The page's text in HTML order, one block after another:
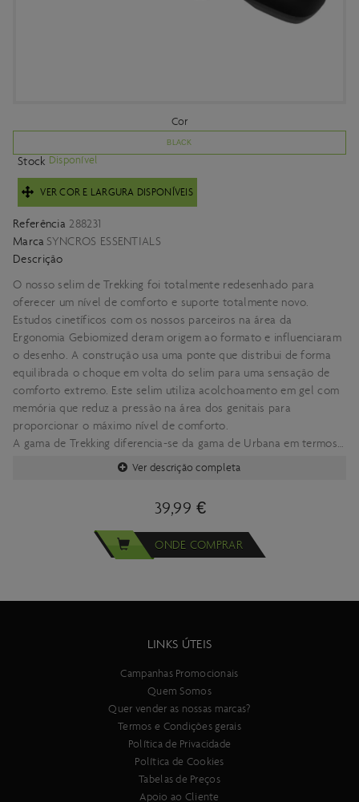
Cor
BLACK
Stock Disponível
VER COR E LARGURA DISPONÍVEIS
Referência 288231
Marca SYNCROS ESSENTIALS
Descrição
O nosso selim de Trekking foi totalmente redesenhado para
oferecer um nível de comforto e suporte totalmente novo.
Estudos cinetíficos com os nossos parceiros na área da
Ergonomia Gebiomized deram origem ao formato e influenciaram
o desenho. A construção usa uma ponte que distribui de forma
equilibrada o choque em volta do selim para uma sensação de
comforto extremo. Este selim utiliza acolchoamento em gel com
memória que reduz a pressão na área dos genitais para
proporcionar o máximo nível de comforto.
A gama de Trekking diferencia-se da gama de Urbana em termos
de posição de condução, sendo que é desenvolvida para uma
posição mais baixa típica destas bicicletas (ângulo das costas
Ver descrição completa
39,99 €
ONDE COMPRAR
LINKS ÚTEIS
Campanhas Promocionais
Quem Somos
Quer vender as nossas marcas?
Termos e Condições gerais
Política de Privacidade
Política de Cookies
Tabelas de Preços
Apoio ao Cliente